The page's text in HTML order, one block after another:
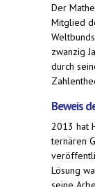
Der
Mitglied
zwanzig
durch
Beweis
2013 hat
ternären
Lösung